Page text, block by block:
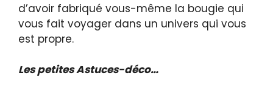
d’avoir fabriqué vous-même la bougie qui
vous fait voyager dans un univers qui vous
est propre.
Les petites Astuces-déco…